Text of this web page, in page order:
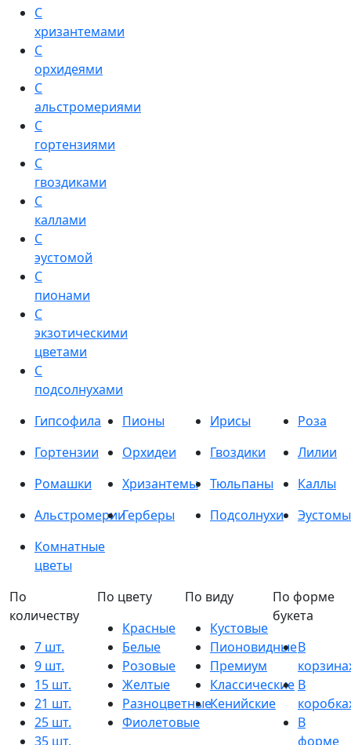
С
хризантемами
С
орхидеями
С
альстромериями
С
гортензиями
С
гвоздиками
С
каллами
С
эустомой
С
пионами
С
экзотическими
цветами
С
подсолнухами
Гипсофила
Пионы Ирисы
Роза
Гортензии
Орхидеи Гвоздики
Лилии
Ромашки
Хризантемы Тюльпаны
Каллы
АльстромерииГерберы Подсолнухи
Эустомы
Комнатные
цветы
По
количеству
7 шт.
9 шт.
15 шт.
21 шт.
25 шт.
35 шт.
По цвету
Красные
Белые
Розовые
Желтые
Разноцветные
Фиолетовые
По виду
Кустовые
Пионовидные
Премиум
Классические
Кенийские
По форме
букета
В
В
В
форме